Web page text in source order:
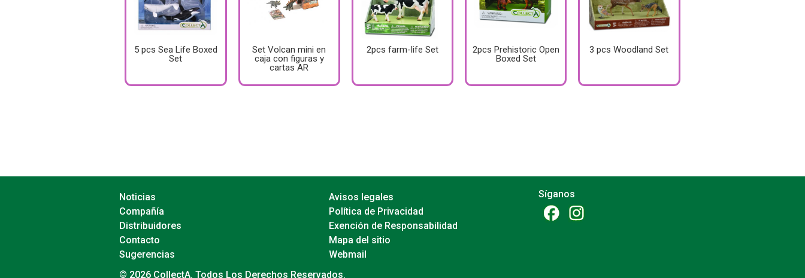
5 pcs Sea Life Boxed
Set
Set Volcan mini en
caja con figuras y
cartas AR
2pcs farm-life Set
2pcs Prehistoric Open
Boxed Set
3 pcs Woodland Set
Noticias
Compañía
Distribuidores
Contacto
Sugerencias
Avisos legales
Política de Privacidad
Exención de Responsabilidad
Mapa del sitio
Webmail
Síganos
© 2026 CollectA. Todos Los Derechos Reservados.